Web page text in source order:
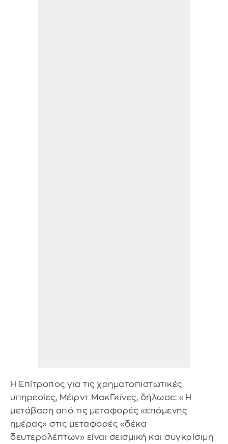
Η Επίτροπος για τις χρηματοπιστωτικές
υπηρεσίες, Μέιρντ ΜακΓκίνες, δήλωσε: «Η
μετάβαση από τις μεταφορές «επόμενης
ημέρας» στις μεταφορές «δέκα
δευτερολέπτων» είναι σεισμική και συγκρίσιμη